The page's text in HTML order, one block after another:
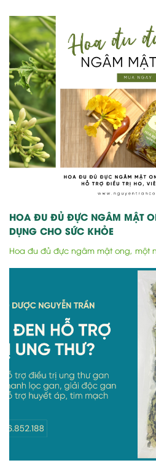
HOA ĐU ĐỦ ĐỰC NGÂM MẬT
DỤNG CHO SỨC KHỎE
Hoa đu đủ đực ngâm mật ong, một